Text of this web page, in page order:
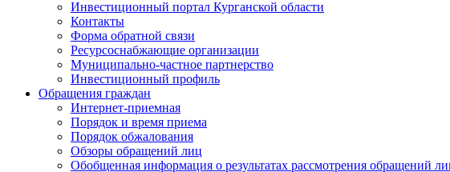
Инвестиционный портал Курганской области
Контакты
Форма обратной связи
Ресурсоснабжающие организации
Муниципально-частное партнерство
Инвестиционный профиль
Обращения граждан
Интернет-приемная
Порядок и время приема
Порядок обжалования
Обзоры обращений лиц
Обобщенная информация о результатах рассмотрения обращений